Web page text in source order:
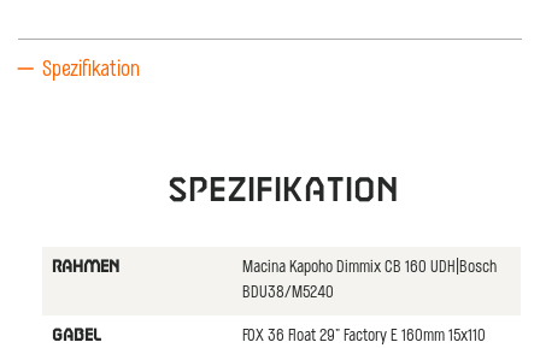
Spezifikation
Spezifikation
RAHMEN
Macina Kapoho Dimmix CB 160 UDH|Bosch
BDU38/M5240
GABEL FOX 36 Float 29" Factory E 160mm 15x110